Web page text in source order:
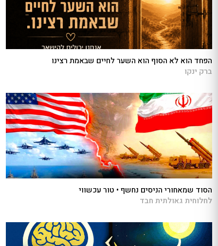
הפחד הוא לא הסוף הוא השער לחיים שבאמת רצינו
ברק ינקו
הסוד שמאחורי הניסים נחשף • טור עכשווי
לחלוחית גאולתית חבד